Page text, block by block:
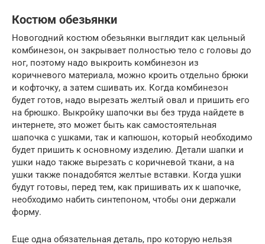
Костюм обезьянки
Новогодний костюм обезьянки выглядит как цельный
комбинезон, он закрывает полностью тело с головы до
ног, поэтому надо выкроить комбинезон из
коричневого материала, можно кроить отдельно брюки
и кофточку, а затем сшивать их. Когда комбинезон
будет готов, надо вырезать желтый овал и пришить его
на брюшко. Выкройку шапочки вы без труда найдете в
интернете, это может быть как самостоятельная
шапочка с ушками, так и капюшон, который необходимо
будет пришить к основному изделию. Детали шапки и
ушки надо также вырезать с коричневой ткани, а на
ушки также понадобятся желтые вставки. Когда ушки
будут готовы, перед тем, как пришивать их к шапочке,
необходимо набить синтепоном, чтобы они держали
форму.
Еще одна обязательная деталь, про которую нельзя